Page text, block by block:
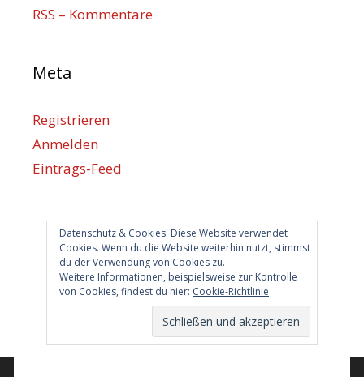
Datenschutz & Cookies: Diese Website verwendet
Cookies. Wenn du die Website weiterhin nutzt, stimmst
du der Verwendung von Cookies zu.
Weitere Informationen, beispielsweise zur Kontrolle
von Cookies, findest du hier: Cookie-Richtlinie
RSS – Kommentare
Meta
Registrieren
Anmelden
Eintrags-Feed
WordPress.org
Berlin hilft
info@berlin-hilft.com